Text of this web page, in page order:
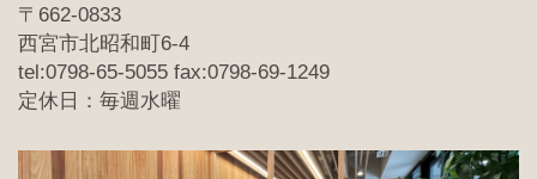
〒662-0833
西宮市北昭和町6-4
tel:0798-65-5055 fax:0798-69-1249
定休日：毎週水曜